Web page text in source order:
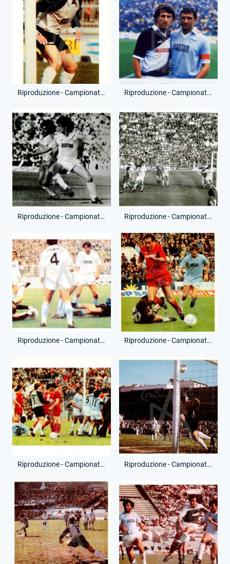
Riproduzione - Campionato Serie A - Fernando Orsi Riproduzione - Campionato Serie A - 23 Settembre 1984 - Udinese-Lazio
Riproduzione - Campionato Serie A - 14 Ottobre 1984 - Lazio-Napoli Riproduzione - Campionato Serie A - 11 Novembre 1984 - Roma-Lazio
Riproduzione - Campionato Serie A - 18 Novembre 1984 - Atalanta-Lazio Riproduzione - Campionato Serie A - 24 Marzo 1985 - Lazio-Roma
Riproduzione - Campionato Serie A - 24 Marzo 1985 - Lazio-Roma Riproduzione - Campionato Serie A - 14 Aprile 1985 - Como-Lazio